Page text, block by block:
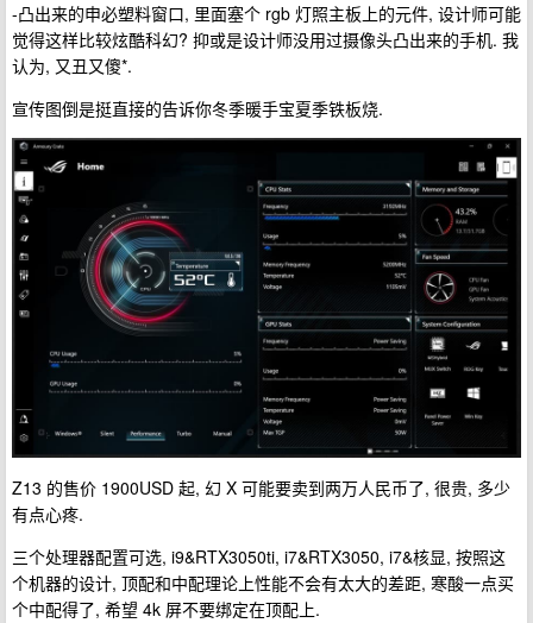
-凸出来的申必塑料窗口, 里面塞个 rgb 灯照主板上的元件, 设计师可能
觉得这样比较炫酷科幻? 抑或是设计师没用过摄像头凸出来的手机. 我
认为, 又丑又傻*.
宣传图倒是挺直接的告诉你冬季暖手宝夏季铁板烧.
Z13 的售价 1900USD 起, 幻 X 可能要卖到两万人民币了, 很贵, 多少
有点心疼.
三个处理器配置可选, i9&RTX3050ti, i7&RTX3050, i7&核显, 按照这
个机器的设计, 顶配和中配理论上性能不会有太大的差距, 寒酸一点买
个中配得了, 希望 4k 屏不要绑定在顶配上.